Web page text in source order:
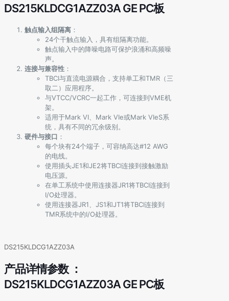
DS215KLDCG1AZZ03A GE PC板
触点输入组隔离 ：
24个干触点输入，具有组隔离功能。
触点输入中的降噪电路可保护浪涌和高频噪
声。
连接与兼容性 ：
TBCI与直流电源耦合，支持单工和TMR（三
取二）应用程序。
与VTCC/VCRC一起工作，可连接到VME机
架。
适用于Mark VI、Mark VIe或Mark VIeS系
统，具有不同的冗余级别。
硬件与接口 ：
每个块有24个端子，可容纳高达#12 AWG
的电线。
使用插头JE1和JE2将TBCI连接到接触激励
电压源。
在单工系统中使用连接器JR1将TBCI连接到
I/O处理器。
使用连接器JR1、JS1和JT1将TBCI连接到
TMR系统中的I/O处理器。
DS215KLDCG1AZZ03A
产品详情参数 ：
DS215KLDCG1AZZ03A GE PC板